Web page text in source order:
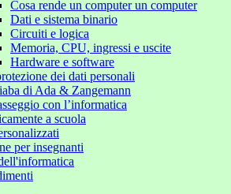
Cosa rende un computer un computer
Dati e sistema binario
Circuiti e logica
Memoria, CPU, ingressi e uscite
Hardware e software
dei dati personali
di Ada & Zangemann
con l’informatica
a scuola
per insegnanti